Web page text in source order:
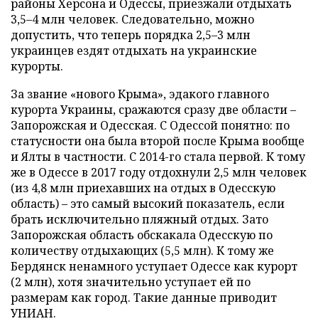
районы Херсона и Одессы, приезжали отдыхать
3,5–4 млн человек. Следовательно, можно
допустить, что теперь порядка 2,5–3 млн
украинцев ездят отдыхать на украинские
курорты.
За звание «нового Крыма», эдакого главного
курорта Украины, сражаются сразу две области –
Запорожская и Одесская. С Одессой понятно: по
статусности она была второй после Крыма вообще
и Ялты в частности. С 2014-го стала первой. К тому
же в Одессе в 2017 году отдохнули 2,5 млн человек
(из 4,8 млн приехавших на отдых в Одесскую
область) – это самый высокий показатель, если
брать исключительно пляжный отдых. Зато
Запорожская область обскакала Одесскую по
количеству отдыхающих (5,5 млн). К тому же
Бердянск ненамного уступает Одессе как курорт
(2 млн), хотя значительно уступает ей по
размерам как город. Такие данные приводит
УНИАН.